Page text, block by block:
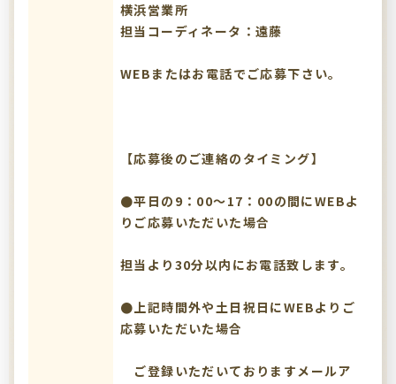
横浜営業所
担当コーディネータ：遠藤
WEBまたはお電話でご応募下さい。
【応募後のご連絡のタイミング】
●平日の9：00～17：00の間にWEBよ
りご応募いただいた場合
担当より30分以内にお電話致します。
●上記時間外や土日祝日にWEBよりご
応募いただいた場合
ご登録いただいておりますメールア